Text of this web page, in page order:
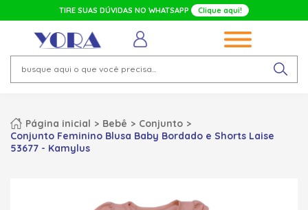
TIRE SUAS DÚVIDAS NO WHATSAPP Clique aqui!
Página inicial Bebê
Conjunto
Conjunto Feminino Blusa Baby Bordado e Shorts Laise
53677 - Kamylus